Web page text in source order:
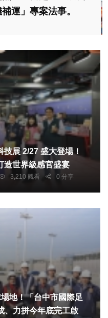
運」專案法事。
展 2/27 盛大登場！
造世界級感官盛宴
3,210 觀看 0 分享
地！「台中市國際足
、力拼今年底完工啟